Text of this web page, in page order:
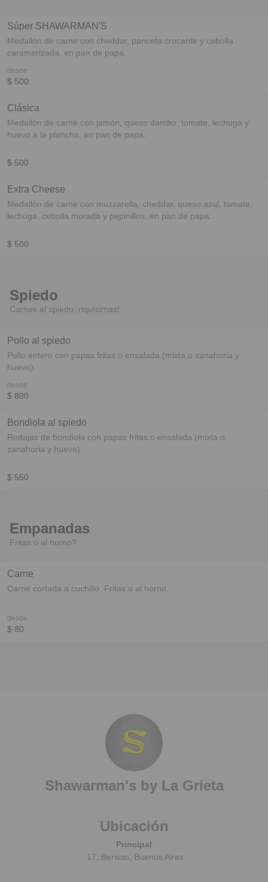
Súper SHAWARMAN'S
Medallón de carne con cheddar, panceta crocante y cebolla
caramerizada, en pan de papa.
desde
$ 500
Clásica
Medallón de carne con jamón, queso dambo, tomate, lechuga y
huevo a la plancha, en pan de papa.
$ 500
Extra Cheese
Medallón de carne con muzzarella, cheddar, queso azul, tomate,
lechuga, cebolla morada y pepinillos, en pan de papa.
$ 500
Spiedo
Carnes al spiedo, riquísimas!
Pollo al spiedo
Pollo entero con papas fritas o ensalada (mixta o zanahoria y
huevo).
desde
$ 800
Bondiola al spiedo
Rodajas de bondiola con papas fritas o ensalada (mixta o
zanahoria y huevo).
$ 550
Empanadas
Fritas o al horno?
Carne
Carne cortada a cuchillo. Fritas o al horno.
desde
$ 80
Shawarman's by La Grieta
Ubicación
Principal
17, Berisso, Buenos Aires